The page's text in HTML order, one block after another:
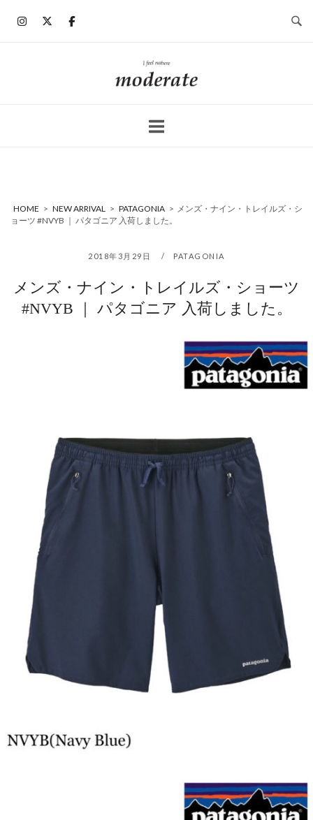
ホ
ー
HOME > NEW ARRIVAL > PATAGONIA > メンズ・ナイン・トレイルズ・シ
ョーツ #NVYB ｜ パタゴニア 入荷しました。
2018年3月29日 PATAGONIA
メンズ・ナイン・トレイルズ・ショーツ
#NVYB ｜ パタゴニア 入荷しました。